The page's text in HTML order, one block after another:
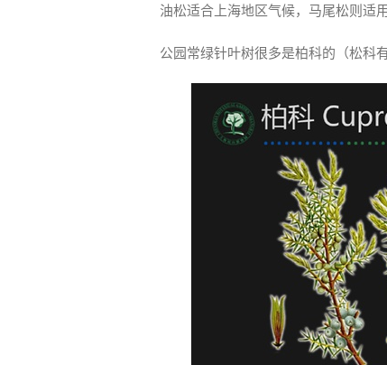
油松适合上海地区气候，马尾松则适用
公园常绿针叶树很多是柏科的（松科